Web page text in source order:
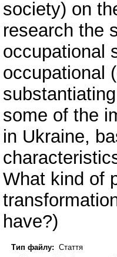
society) on
research the
occupational
occupational
some of the
in Ukraine,
What kind of
have?)
Тип файлу: Стаття